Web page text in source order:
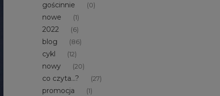
gościnnie (0)
nowe (1)
2022 (6)
blog (86)
cykl (12)
nowy (20)
co czyta...? (27)
promocja (1)